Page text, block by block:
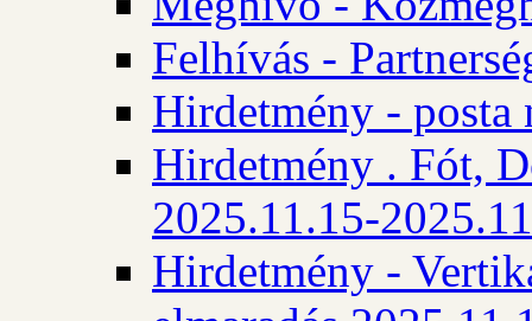
Felhívás -
Hirdetmény - posta
Hirdetmény . Fót,
2025.11.15-
Hirdetmény -